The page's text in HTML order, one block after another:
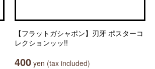
【フラットガシャポン】刃牙 ポスターコ
レクションッッ!!
400 yen (tax included)